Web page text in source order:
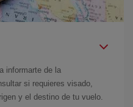
informarte de la
si requieres visado,
y el destino de tu vuelo.